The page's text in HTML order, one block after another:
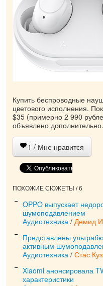
Купить беспроводные
цветового исполнения.
$35 (примерно 2 990
объявлено дополнительно.
1 / Мне нравится
ПОХОЖИЕ СЮЖЕТЫ / 6
OPPO выпускает
шумоподавлением
Аудиотехника / Демид
Представлены
активным
Аудиотехника / Стас
Xiaomi анонсировала
характеристики